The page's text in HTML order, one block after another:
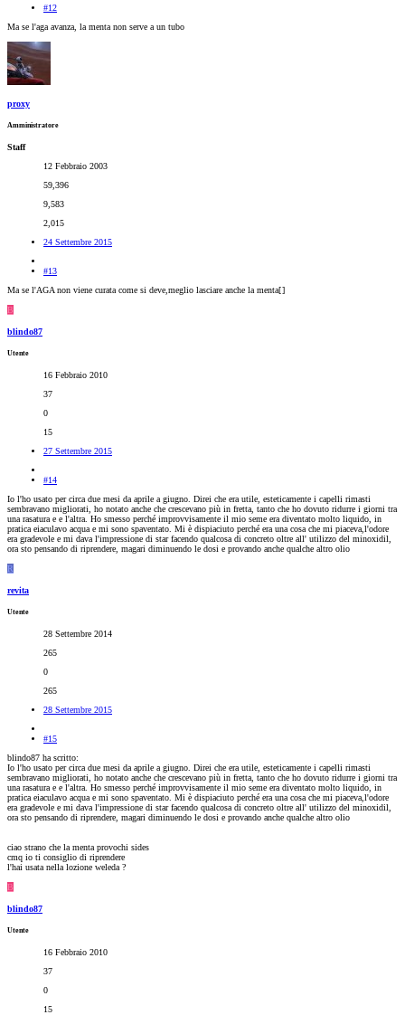
#12
Ma se l'aga avanza, la menta non serve a un tubo
proxy
Amministratore
Staff
12 Febbraio 2003
59,396
9,583
2,015
24 Settembre 2015
#13
Ma se l'AGA non viene curata come si deve,meglio lasciare anche la menta[]
B
blindo87
Utente
16 Febbraio 2010
37
0
15
27 Settembre 2015
#14
Io l'ho usato per circa due mesi da aprile a giugno. Direi che era utile, esteticamente i capelli rimasti
sembravano migliorati, ho notato anche che crescevano più in fretta, tanto che ho dovuto ridurre i giorni tra
una rasatura e e l'altra. Ho smesso perché improvvisamente il mio seme era diventato molto liquido, in
pratica eiaculavo acqua e mi sono spaventato. Mi è dispiaciuto perché era una cosa che mi piaceva,l'odore
era gradevole e mi dava l'impressione di star facendo qualcosa di concreto oltre all' utilizzo del minoxidil,
ora sto pensando di riprendere, magari diminuendo le dosi e provando anche qualche altro olio
R
revita
Utente
28 Settembre 2014
265
0
265
28 Settembre 2015
#15
blindo87 ha scritto:
Io l'ho usato per circa due mesi da aprile a giugno. Direi che era utile, esteticamente i capelli rimasti
sembravano migliorati, ho notato anche che crescevano più in fretta, tanto che ho dovuto ridurre i giorni tra
una rasatura e e l'altra. Ho smesso perché improvvisamente il mio seme era diventato molto liquido, in
pratica eiaculavo acqua e mi sono spaventato. Mi è dispiaciuto perché era una cosa che mi piaceva,l'odore
era gradevole e mi dava l'impressione di star facendo qualcosa di concreto oltre all' utilizzo del minoxidil,
ora sto pensando di riprendere, magari diminuendo le dosi e provando anche qualche altro olio
ciao strano che la menta provochi sides
cmq io ti consiglio di riprendere
l'hai usata nella lozione weleda ?
B
blindo87
Utente
16 Febbraio 2010
37
0
15